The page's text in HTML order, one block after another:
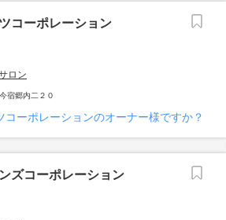
コーポレーション
ロン
宿郷内二２０
コーポレーションのオーナー様ですか？
ズコーポレーション